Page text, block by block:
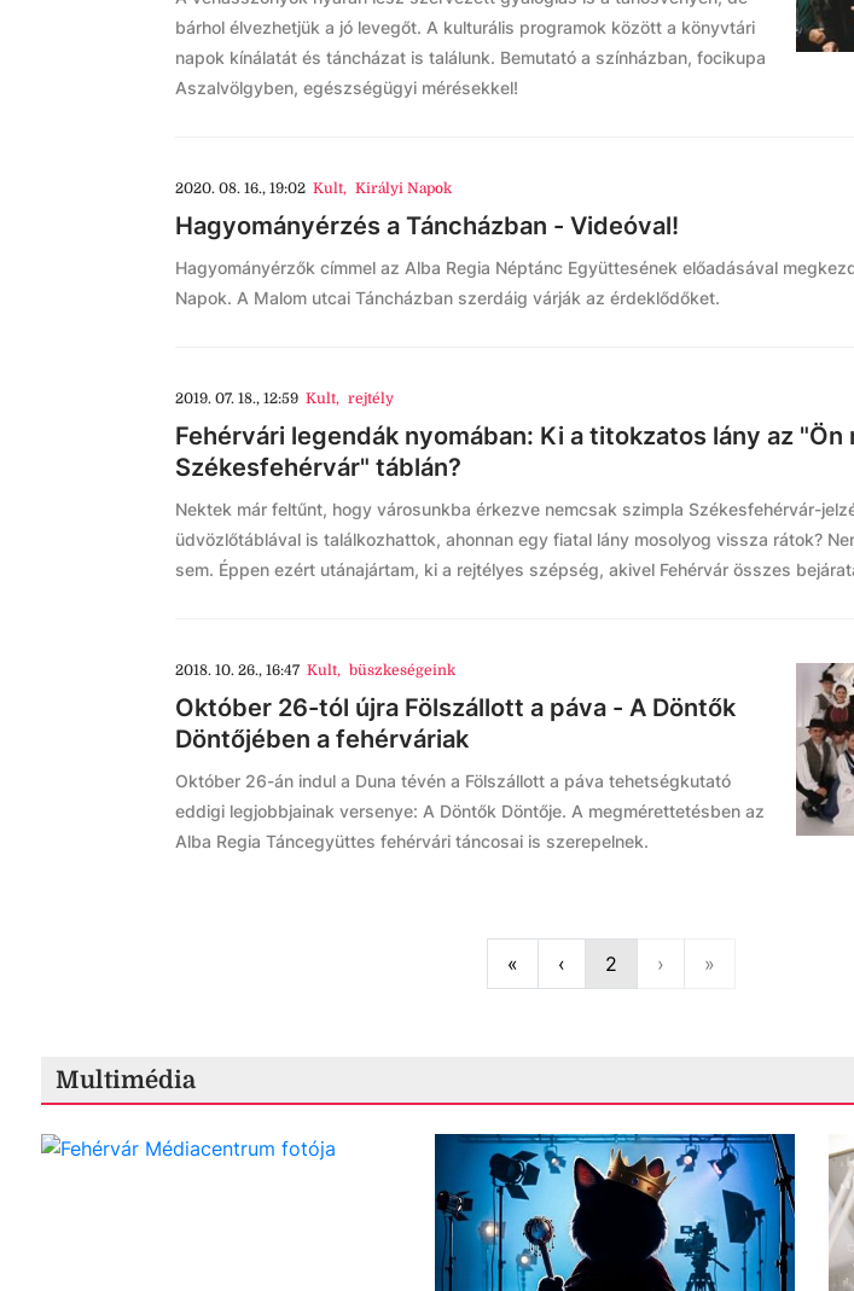
bárhol élvezhetjük a jó levegőt. A kulturális programok között a könyvtári
napok kínálatát és táncházat is találunk. Bemutató a színházban, focikupa
Aszalvölgyben, egészségügyi mérésekkel!
2020. 08. 16., 19:02 Kult, Királyi Napok
Hagyományérzés a Táncházban - Videóval!
Hagyományérzők címmel az Alba Regia Néptánc Együttesének előadásával
Napok. A Malom utcai Táncházban szerdáig várják az érdeklődőket.
2019. 07. 18., 12:59 Kult, rejtély
Fehérvári legendák nyomában: Ki a titokzatos lány az
Székesfehérvár" táblán?
Nektek már feltűnt, hogy városunkba érkezve nemcsak szimpla Székesfehérvár-
üdvözlőtáblával is találkozhattok, ahonnan egy fiatal lány mosolyog vissza rátok?
sem. Éppen ezért utánajártam, ki a rejtélyes szépség, akivel Fehérvár összes
2018. 10. 26., 16:47 Kult, büszkeségeink
Október 26-tól újra Fölszállott a páva - A Döntők
Döntőjében a fehérváriak
Október 26-án indul a Duna tévén a Fölszállott a páva tehetségkutató
eddigi legjobbjainak versenye: A Döntők Döntője. A megmérettetésben az
Alba Regia Táncegyüttes fehérvári táncosai is szerepelnek.
«First ‹Previous
2 ›Next»Last
Multimédia